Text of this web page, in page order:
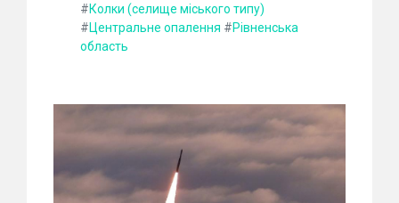
#Колки (селище міського типу)
#Центральне опалення #Рівненська
область